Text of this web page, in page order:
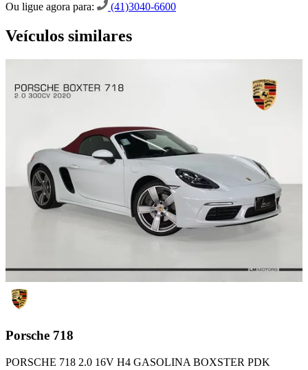
Ou ligue agora para: (41)3040-6600
Veículos similares
Porsche 718
PORSCHE 718 2.0 16V H4 GASOLINA BOXSTER PDK